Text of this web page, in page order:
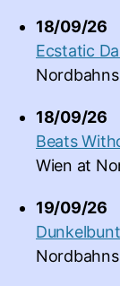
18/09/26
Ecstatic
18/09/26
Beats
Wien at
19/09/26